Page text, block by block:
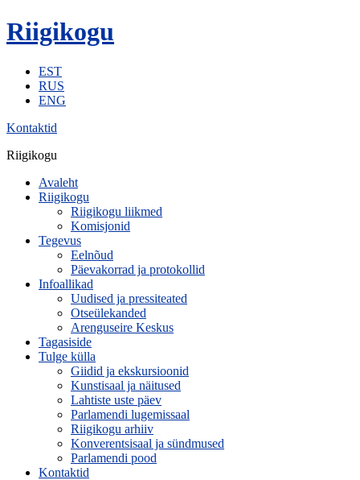
Riigikogu
EST
RUS
ENG
Kontaktid
Riigikogu
Avaleht
Riigikogu
Riigikogu liikmed
Komisjonid
Tegevus
Eelnõud
Päevakorrad ja protokollid
Infoallikad
Uudised ja pressiteated
Otseülekanded
Arenguseire Keskus
Tagasiside
Tulge külla
Giidid ja ekskursioonid
Kunstisaal ja näitused
Lahtiste uste päev
Parlamendi lugemissaal
Riigikogu arhiiv
Konverentsisaal ja sündmused
Parlamendi pood
Kontaktid